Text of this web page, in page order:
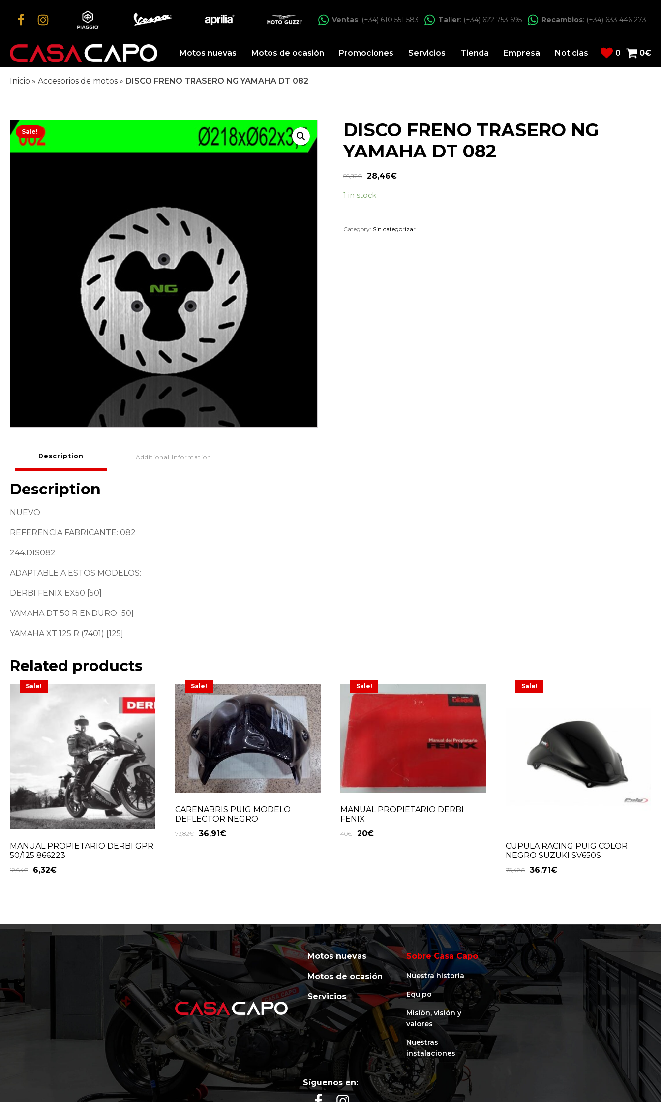
Ventas: (+34) 610 551 583 Taller: (+34) 622 753 695 Recambios: (+34) 633 446 273
Motos nuevas Motos de ocasión Promociones Servicios Tienda Empresa Noticias 0 0€
Inicio » Accesorios de motos » DISCO FRENO TRASERO NG YAMAHA DT 082
Sale!
DISCO FRENO TRASERO NG
YAMAHA DT 082
56,92€ 28,46€
1 in stock
Category: Sin categorizar
Description Additional Information
Description
NUEVO
REFERENCIA FABRICANTE: 082
244.DIS082
ADAPTABLE A ESTOS MODELOS:
DERBI FENIX EX50 [50]
YAMAHA DT 50 R ENDURO [50]
YAMAHA XT 125 R (7401) [125]
Related products
Sale!
MANUAL PROPIETARIO DERBI GPR
50/125 866223
12,64€ 6,32€
Sale!
CARENABRIS PUIG MODELO
DEFLECTOR NEGRO
73,82€ 36,91€
Sale!
MANUAL PROPIETARIO DERBI
FENIX
40€ 20€
Sale!
CUPULA RACING PUIG COLOR
NEGRO SUZUKI SV650S
73,42€ 36,71€
Motos nuevas
Motos de ocasión
Servicios
Sobre Casa Capo
Nuestra historia
Equipo
Misión, visión y
valores
Nuestras
instalaciones
Síguenos en: